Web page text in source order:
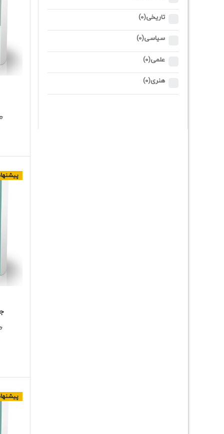
تاریخی(0)
سیاسی(0)
علمی(0)
هنری(0)